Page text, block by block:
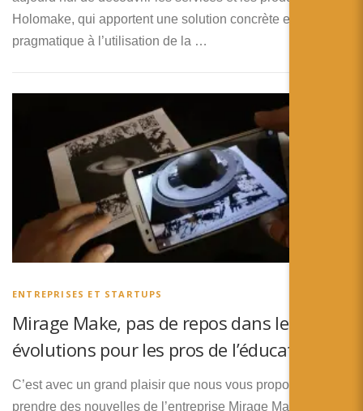
Holomake, qui apportent une solution concrète et
pragmatique à l’utilisation de la …
ENTREPRISES ET STARTUPS
Mirage Make, pas de repos dans les
évolutions pour les pros de l’éducation !
C’est avec un grand plaisir que nous vous proposons de
prendre des nouvelles de l’entreprise Mirage Make que